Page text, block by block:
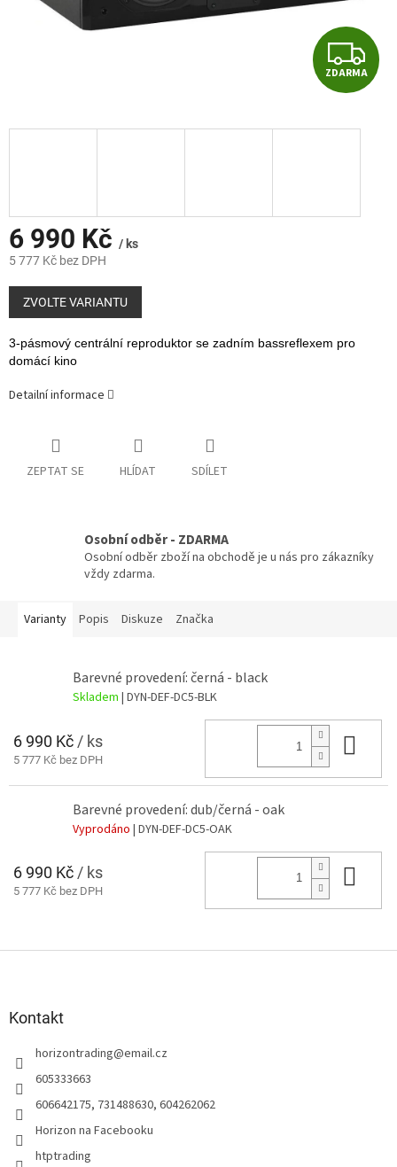
Z
D
ZDARMA
6 990 Kč / ks
5 777 Kč bez DPH
Měrná
cena:
ZVOLTE VARIANTU
3-pásmový centrální reproduktor se zadním bassreflexem pro
domácí kino
Detailní informace
ZEPTAT SE HLÍDAT SDÍLET
Osobní odběr - ZDARMA
Osobní odběr zboží na obchodě je u nás pro zákazníky
vždy zdarma.
Varianty Popis Diskuze Značka
Barevné provedení: černá - black
Skladem | DYN-DEF-DC5-BLK
6 990 Kč / ks
5 777 Kč bez DPH
Barevné provedení: dub/černá - oak
Vyprodáno | DYN-DEF-DC5-OAK
6 990 Kč / ks
5 777 Kč bez DPH
Kontakt
horizontrading@email.cz
605333663
606642175, 731488630, 604262062
Horizon na Facebooku
htptrading